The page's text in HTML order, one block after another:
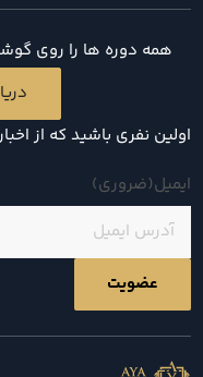
همه دوره ها را روی
اولین نفری باشید که از
ایمیل(ضروری)